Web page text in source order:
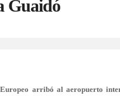
Guaidó
arribó al aeropuerto